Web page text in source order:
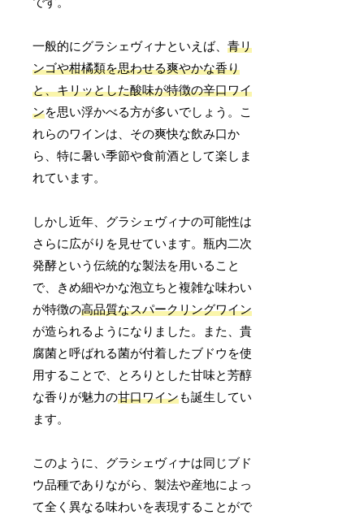
一般的にグラシェヴィナといえば、青リ
ンゴや柑橘類を思わせる爽やかな香り
と、キリッとした酸味が特徴の辛口ワイ
ンを思い浮かべる方が多いでしょう。こ
れらのワインは、その爽快な飲み口か
ら、特に暑い季節や食前酒として楽しま
れています。
しかし近年、グラシェヴィナの可能性は
さらに広がりを見せています。瓶内二次
発酵という伝統的な製法を用いること
で、きめ細やかな泡立ちと複雑な味わい
が特徴の高品質なスパークリングワイン
が造られるようになりました。また、貴
腐菌と呼ばれる菌が付着したブドウを使
用することで、とろりとした甘味と芳醇
な香りが魅力の甘口ワインも誕生してい
ます。
このように、グラシェヴィナは同じブド
ウ品種でありながら、製法や産地によっ
て全く異なる味わいを表現することがで